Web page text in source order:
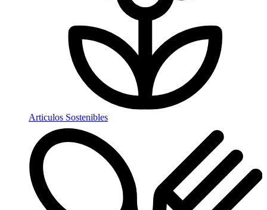
Articulos Sostenibles